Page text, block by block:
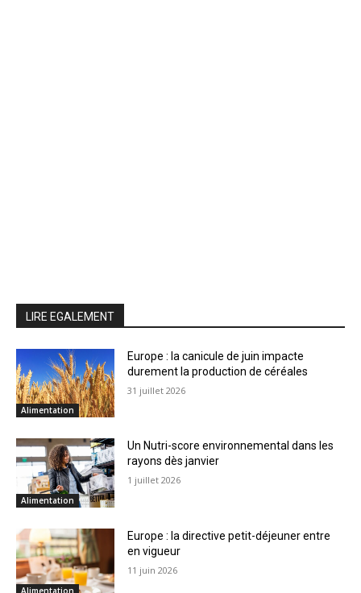
LIRE EGALEMENT
Alimentation
Europe : la canicule de juin impacte
durement la production de céréales
31 juillet 2026
Alimentation
Un Nutri-score environnemental dans les
rayons dès janvier
1 juillet 2026
Alimentation
Europe : la directive petit-déjeuner entre
en vigueur
11 juin 2026